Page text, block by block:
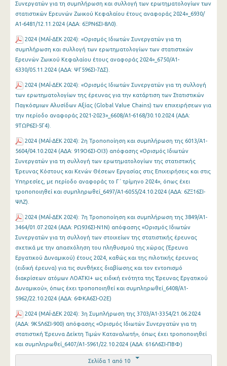
Συνεργατών για τη συμπλήρωση και συλλογή των ερωτηματολογίων των
στατιστικών Ερευνών Ζωικού Κεφαλαίου έτους αναφοράς 2024»_6930/
Α1-6481/12.11.2024 (ΑΔΑ: 6ΞΡΝ6ΣΙ-8Λ0).
2024 (ΜΑΪ-ΔΕΚ 2024): «Ορισμός Ιδιωτών Συνεργατών για τη
συμπλήρωση και συλλογή των ερωτηματολογίων των στατιστικών
Ερευνών Ζωικού Κεφαλαίου έτους αναφοράς 2024»_6750/Α1-
6330/05.11.2024 (ΑΔΑ: ΨΓ596ΣΙ-7ΔΣ).
2024 (ΜΑΪ-ΔΕΚ 2024): «Ορισμός Ιδιωτών Συνεργατών για τη συλλογή
των ερωτηματολογίων της έρευνας για την κατάρτιση των Στατιστικών
Παγκόσμιων Αλυσίδων Αξίας (Global Value Chains) των επιχειρήσεων για
την περίοδο αναφοράς 2021-2023»_6608/Α1-6168/30.10.2024 (ΑΔΑ:
9ΤΩΡ6ΣΙ-5Γ4).
2024 (ΜΑΪ-ΔΕΚ 2024): 2η Τροποποίηση και συμπλήρωση της 6013/Α1-
5604/04.10.2024 (ΑΔΑ: 919Ο6ΣΙ-ΟΙ3) απόφασης «Ορισμός Ιδιωτών
Συνεργατών για τη συλλογή των ερωτηματολογίων της στατιστικής
Έρευνας Κόστους και Κενών Θέσεων Εργασίας στις Επιχειρήσεις και στις
Υπηρεσίες, με περίοδο αναφοράς το Γ΄ τρίμηνο 2024», όπως έχει
τροποποιηθεί και συμπληρωθεί_6497/Α1-6055/24.10.2024 (ΑΔΑ: 6ΖΞ16ΣΙ-
ΨΛΖ).
2024 (ΜΑΪ-ΔΕΚ 2024): 7η Τροποποίηση και συμπλήρωση της 3849/Α1-
3464/01.07.2024 (ΑΔΑ: ΡΩ936ΣΙ-Ν1Ν) απόφασης «Ορισμός Ιδιωτών
Συνεργατών για τη συλλογή των στοιχείων της στατιστικής έρευνας
σχετικά με την απασχόληση του πληθυσμού της χώρας (Έρευνα
Εργατικού Δυναμικού) έτους 2024, καθώς και της πιλοτικής έρευνας
(ειδική έρευνα) για τις συνθήκες διαβίωσης και τον εντοπισμό
διακρίσεων ατόμων ΛΟΑΤΚΙ+ ως ειδική ενότητα της Έρευνας Εργατικού
Δυναμικού», όπως έχει τροποποιηθεί και συμπληρωθεί_6408/Α1-
5962/22.10.2024 (ΑΔΑ: 6ΦΚΑ6ΣΙ-Ο2Ε)
2024 (ΜΑΪ-ΔΕΚ 2024): 3η Συμπλήρωση της 3703/Α1-3354/21.06.2024
(ΑΔΑ: 9Κ5Λ6ΣΙ-900) απόφασης «Ορισμός Ιδιωτών Συνεργατών για τη
στατιστική Έρευνα Δείκτη Τιμών Καταναλωτή», όπως έχει τροποποιηθεί
και συμπληρωθεί_6407/Α1-5961/22.10.2024 (ΑΔΑ: 616Λ6ΣΙ-ΠΒΦ)
Σελίδα 1 από 10